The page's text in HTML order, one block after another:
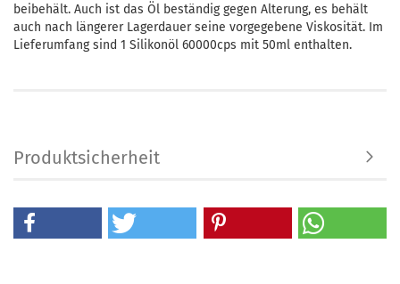
beibehält. Auch ist das Öl beständig gegen Alterung, es behält
auch nach längerer Lagerdauer seine vorgegebene Viskosität. Im
Lieferumfang sind 1 Silikonöl 60000cps mit 50ml enthalten.
Produktsicherheit